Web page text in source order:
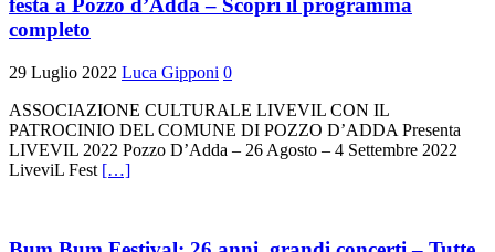
festa a Pozzo d’Adda – Scopri il programma
completo
29 Luglio 2022 Luca Gipponi 0
ASSOCIAZIONE CULTURALE LIVEVIL CON IL
PATROCINIO DEL COMUNE DI POZZO D’ADDA Presenta
LIVEVIL 2022 Pozzo D’Adda – 26 Agosto – 4 Settembre 2022
LiveviL Fest […]